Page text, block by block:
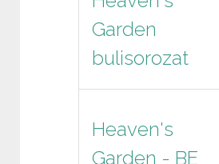
Garden
bulisorozat
Heaven's
Garden - BE